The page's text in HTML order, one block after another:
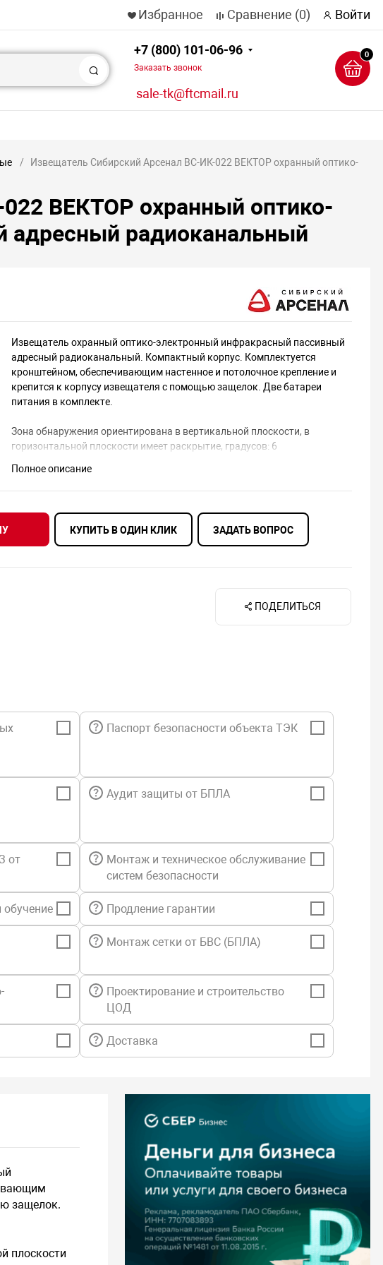
Избранное Сравнение (0) Войти
Поиск
+7 (800) 101-06-96
Заказать звонок
sale-tk@ftcmail.ru
0
Извещатель Сибирский Арсенал ВС-ИК-022 ВЕКТОР охранный оптико-
ВЕКТОР охранный оптико-
адресный радиоканальный
Извещатель охранный оптико-электронный инфракрасный пассивный
адресный радиоканальный. Компактный корпус. Комплектуется
кронштейном, обеспечивающим настенное и потолочное крепление и
крепится к корпусу извещателя с помощью защелок. Две батареи
питания в комплекте.
Зона обнаружения ориентирована в вертикальной плоскости, в
горизонтальной плоскости имеет раскрытие, градусов: 6
Полное описание
КУПИТЬ В ОДИН КЛИК ЗАДАТЬ ВОПРОС
ПОДЕЛИТЬСЯ
Паспорт безопасности объекта ТЭК
Аудит защиты от БПЛА
от
Монтаж и техническое обслуживание
систем безопасности
Продление гарантии
Монтаж сетки от БВС (БПЛА)
Проектирование и строительство
ЦОД
Доставка
защелок.
плоскости